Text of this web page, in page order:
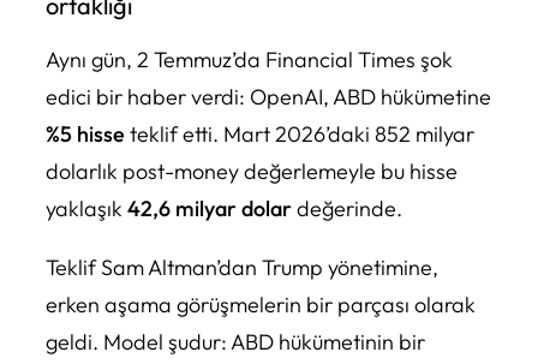
Aynı gün, 2 Temmuz’da Financial Times şok
edici bir haber verdi: OpenAI, ABD hükümetine
%5 hisseteklif etti. Mart 2026’daki 852 milyar
dolarlık post-money değerlemeyle bu hisse
yaklaşık 42,6 milyar dolardeğerinde.
Teklif Sam Altman’dan Trump yönetimine,
erken aşama görüşmelerin bir parçası olarak
geldi. Model şudur: ABD hükümetinin bir